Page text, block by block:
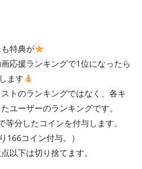
特典が
応援ランキングで1位になったら
ます
トのランキングではなく、各キ
ユーザーのランキングです。
分したコインを付与します。
166コイン付与。）
以下は切り捨てます。